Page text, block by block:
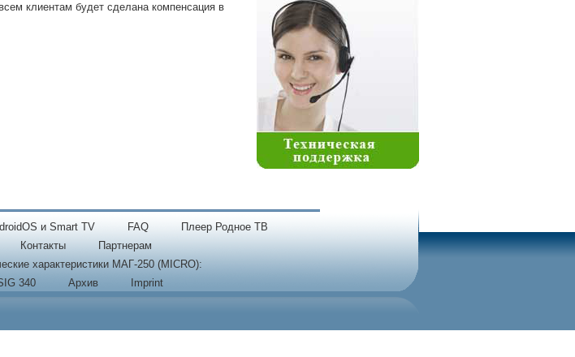
клиентам будет сделана компенсация в
и Smart TV FAQ
Плеер Родное ТВ
Контакты
Партнерам
характеристики МАГ-250 (MICRO):
340
Архив Imprint